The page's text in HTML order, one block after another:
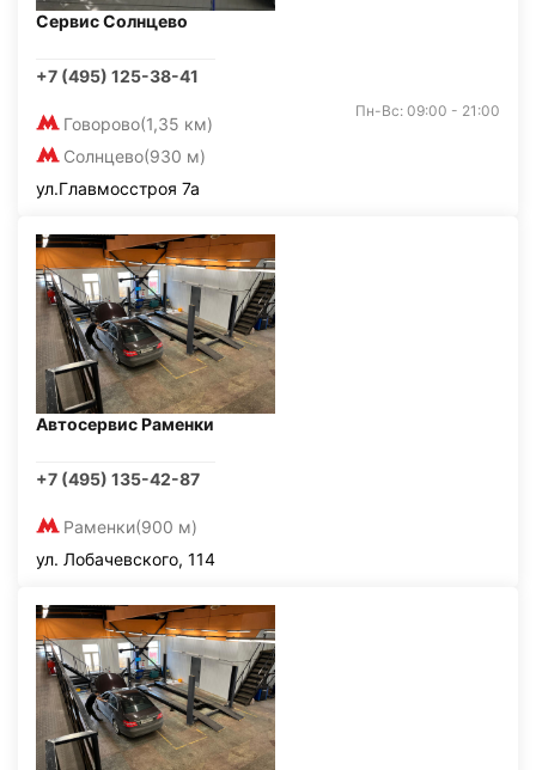
Сервис Солнцево
+7 (495) 125-38-41
Говорово(1,35 км)
Солнцево(930 м)
Пн-Вс: 09:00 - 21:00
ул.Главмосстроя 7а
Автосервис Раменки
+7 (495) 135-42-87
Раменки(900 м)
ул. Лобачевского, 114